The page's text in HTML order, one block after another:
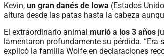
Kevin, un gran danés de Iowa (Estados
altura desde las patas hasta la cabeza
El extraordinario animal murió a los 3 años
lamentaron profundamente su pérdida. “Era
explicó la familia Wolfe en declaraciones